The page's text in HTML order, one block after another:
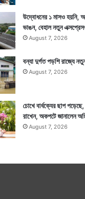
উদ্বোধনের ১ মাসও হয়নি,
ভাঙন, বেহাল নতুন
August 7, 2026
বন্যা দুর্গত পড়শি রাজ্যে
August 7, 2026
চোখে বার্ধক্যের ছাপ
রাখেন, অকপটে জানালেন
August 7, 2026